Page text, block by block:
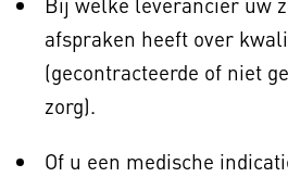
afspraken heeft over
(gecontracteerde of niet
zorg).
Of u een medische